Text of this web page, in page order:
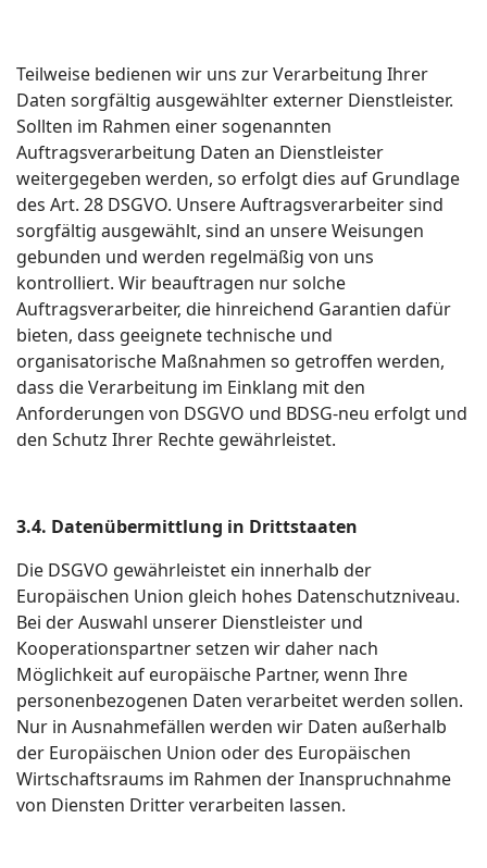
Teilweise bedienen wir uns zur Verarbeitung Ihrer
Daten sorgfältig ausgewählter externer Dienstleister.
Sollten im Rahmen einer sogenannten
Auftragsverarbeitung Daten an Dienstleister
weitergegeben werden, so erfolgt dies auf Grundlage
des Art. 28 DSGVO. Unsere Auftragsverarbeiter sind
sorgfältig ausgewählt, sind an unsere Weisungen
gebunden und werden regelmäßig von uns
kontrolliert. Wir beauftragen nur solche
Auftragsverarbeiter, die hinreichend Garantien dafür
bieten, dass geeignete technische und
organisatorische Maßnahmen so getroffen werden,
dass die Verarbeitung im Einklang mit den
Anforderungen von DSGVO und BDSG-neu erfolgt und
den Schutz Ihrer Rechte gewährleistet.
3.4. Datenübermittlung in Drittstaaten
Die DSGVO gewährleistet ein innerhalb der
Europäischen Union gleich hohes Datenschutzniveau.
Bei der Auswahl unserer Dienstleister und
Kooperationspartner setzen wir daher nach
Möglichkeit auf europäische Partner, wenn Ihre
personenbezogenen Daten verarbeitet werden sollen.
Nur in Ausnahmefällen werden wir Daten außerhalb
der Europäischen Union oder des Europäischen
Wirtschaftsraums im Rahmen der Inanspruchnahme
von Diensten Dritter verarbeiten lassen.